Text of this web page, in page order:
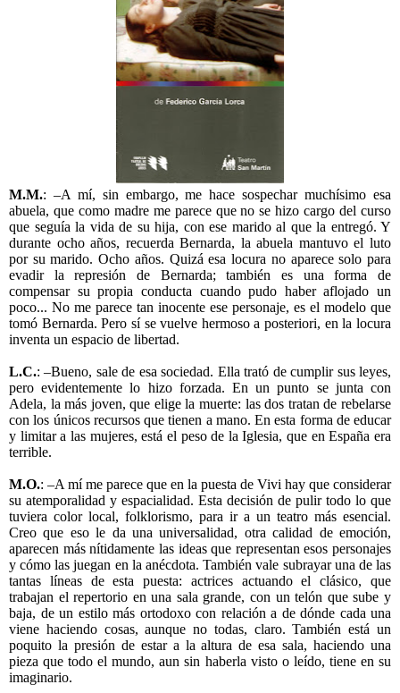
M.M.: –A mí, sin embargo, me hace sospechar muchísimo esa
abuela, que como madre me parece que no se hizo cargo del curso
que seguía la vida de su hija, con ese marido al que la entregó. Y
durante ocho años, recuerda Bernarda, la abuela mantuvo el luto
por su marido. Ocho años. Quizá esa locura no aparece solo para
evadir la represión de Bernarda; también es una forma de
compensar su propia conducta cuando pudo haber aflojado un
poco... No me parece tan inocente ese personaje, es el modelo que
tomó Bernarda. Pero sí se vuelve hermoso a posteriori, en la locura
inventa un espacio de libertad.
L.C.: –Bueno, sale de esa sociedad. Ella trató de cumplir sus leyes,
pero evidentemente lo hizo forzada. En un punto se junta con
Adela, la más joven, que elige la muerte: las dos tratan de rebelarse
con los únicos recursos que tienen a mano. En esta forma de educar
y limitar a las mujeres, está el peso de la Iglesia, que en España era
terrible.
M.O.: –A mí me parece que en la puesta de Vivi hay que considerar
su atemporalidad y espacialidad. Esta decisión de pulir todo lo que
tuviera color local, folklorismo, para ir a un teatro más esencial.
Creo que eso le da una universalidad, otra calidad de emoción,
aparecen más nítidamente las ideas que representan esos personajes
y cómo las juegan en la anécdota. También vale subrayar una de las
tantas líneas de esta puesta: actrices actuando el clásico, que
trabajan el repertorio en una sala grande, con un telón que sube y
baja, de un estilo más ortodoxo con relación a de dónde cada una
viene haciendo cosas, aunque no todas, claro. También está un
poquito la presión de estar a la altura de esa sala, haciendo una
pieza que todo el mundo, aun sin haberla visto o leído, tiene en su
imaginario.